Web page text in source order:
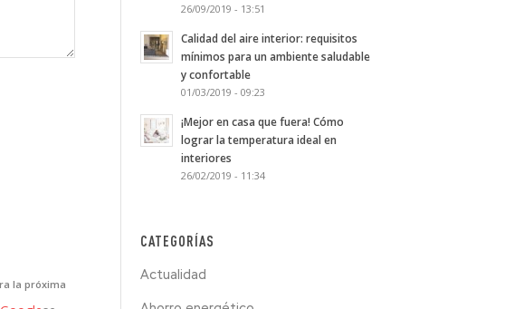
la próxima
26/09/2019 - 13:51
Calidad del aire interior: requisitos
mínimos para un ambiente saludable
y confortable
01/03/2019 - 09:23
¡Mejor en casa que fuera! Cómo
lograr la temperatura ideal en
interiores
26/02/2019 - 11:34
CATEGORÍAS
Actualidad